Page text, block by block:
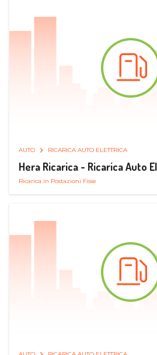
AUTO RICARICA AUTO ELETTRICA
Hera Ricarica - Ricarica Auto
Ricarica in Postazioni Fisse